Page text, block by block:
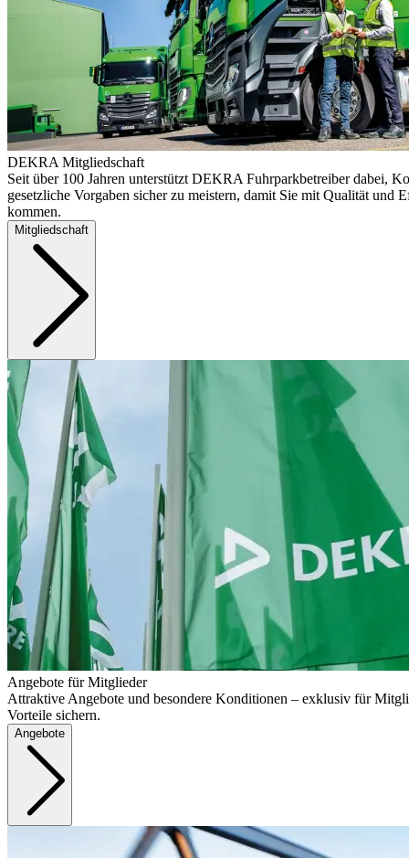
DEKRA Mitgliedschaft
Seit über 100 Jahren unterstützt DEKRA Fuhrparkbetreiber dabei,
gesetzliche Vorgaben sicher zu meistern, damit Sie mit Qualität und
kommen.
Mitgliedschaft
Angebote für Mitglieder
Attraktive Angebote und besondere Konditionen – exklusiv für
Vorteile sichern.
Angebote